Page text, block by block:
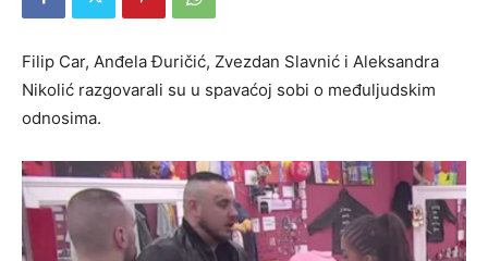
Filip Car, Anđela Đuričić, Zvezdan Slavnić i Aleksandra
Nikolić razgovarali su u spavaćoj sobi o međuljudskim
odnosima.